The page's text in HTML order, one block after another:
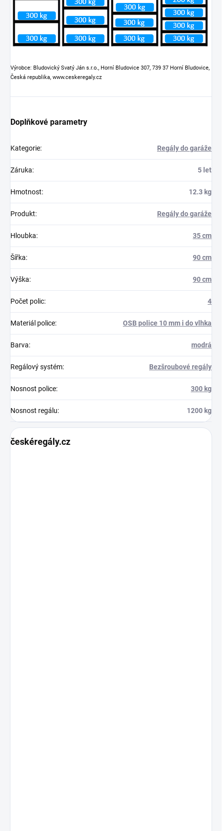
Výrobce: Bludovický Svatý Ján s.r.o., Horní Bludovice 307, 739 37 Horní Bludovice,
Česká republika, www.ceskeregaly.cz
Doplňkové parametry
Kategorie: Regály do garáže
Záruka: 5 let
Hmotnost: 12.3 kg
Produkt: Regály do garáže
Hloubka: 35 cm
Šířka: 90 cm
Výška: 90 cm
Počet polic: 4
Materiál police: OSB police 10 mm i do vlhka
Barva: modrá
Regálový systém: Bezšroubové regály
Nosnost police: 300 kg
Nosnost regálu: 1200 kg
českéregály.cz